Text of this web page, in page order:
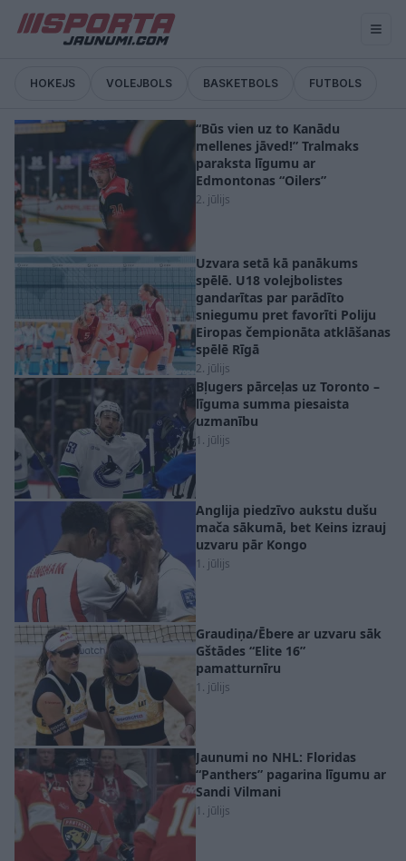
HOKEJS VOLEJBOLS BASKETBOLS FUTBOLS
“Būs vien uz to Kanādu
mellenes jāved!” Tralmaks
paraksta līgumu ar
Edmontonas “Oilers”
2. jūlijs
Uzvara setā kā panākums
spēlē. U18 volejbolistes
gandarītas par parādīto
sniegumu pret favorīti Poliju
Eiropas čempionāta atklāšanas
spēlē Rīgā
2. jūlijs
Bļugers pārceļas uz Toronto –
līguma summa piesaista
uzmanību
1. jūlijs
Anglija piedzīvo aukstu dušu
mača sākumā, bet Keins izrauj
uzvaru pār Kongo
1. jūlijs
Graudiņa/Ēbere ar uzvaru sāk
Gštādes “Elite 16”
pamatturnīru
1. jūlijs
Jaunumi no NHL: Floridas
“Panthers” pagarina līgumu ar
Sandi Vilmani
1. jūlijs